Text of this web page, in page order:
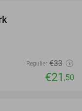
Regulier €33
€21 ,50